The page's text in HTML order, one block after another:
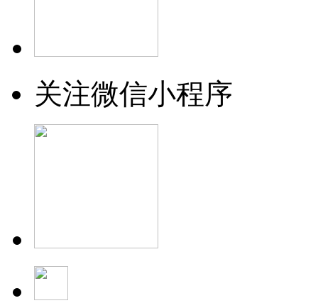
关注微信小程序